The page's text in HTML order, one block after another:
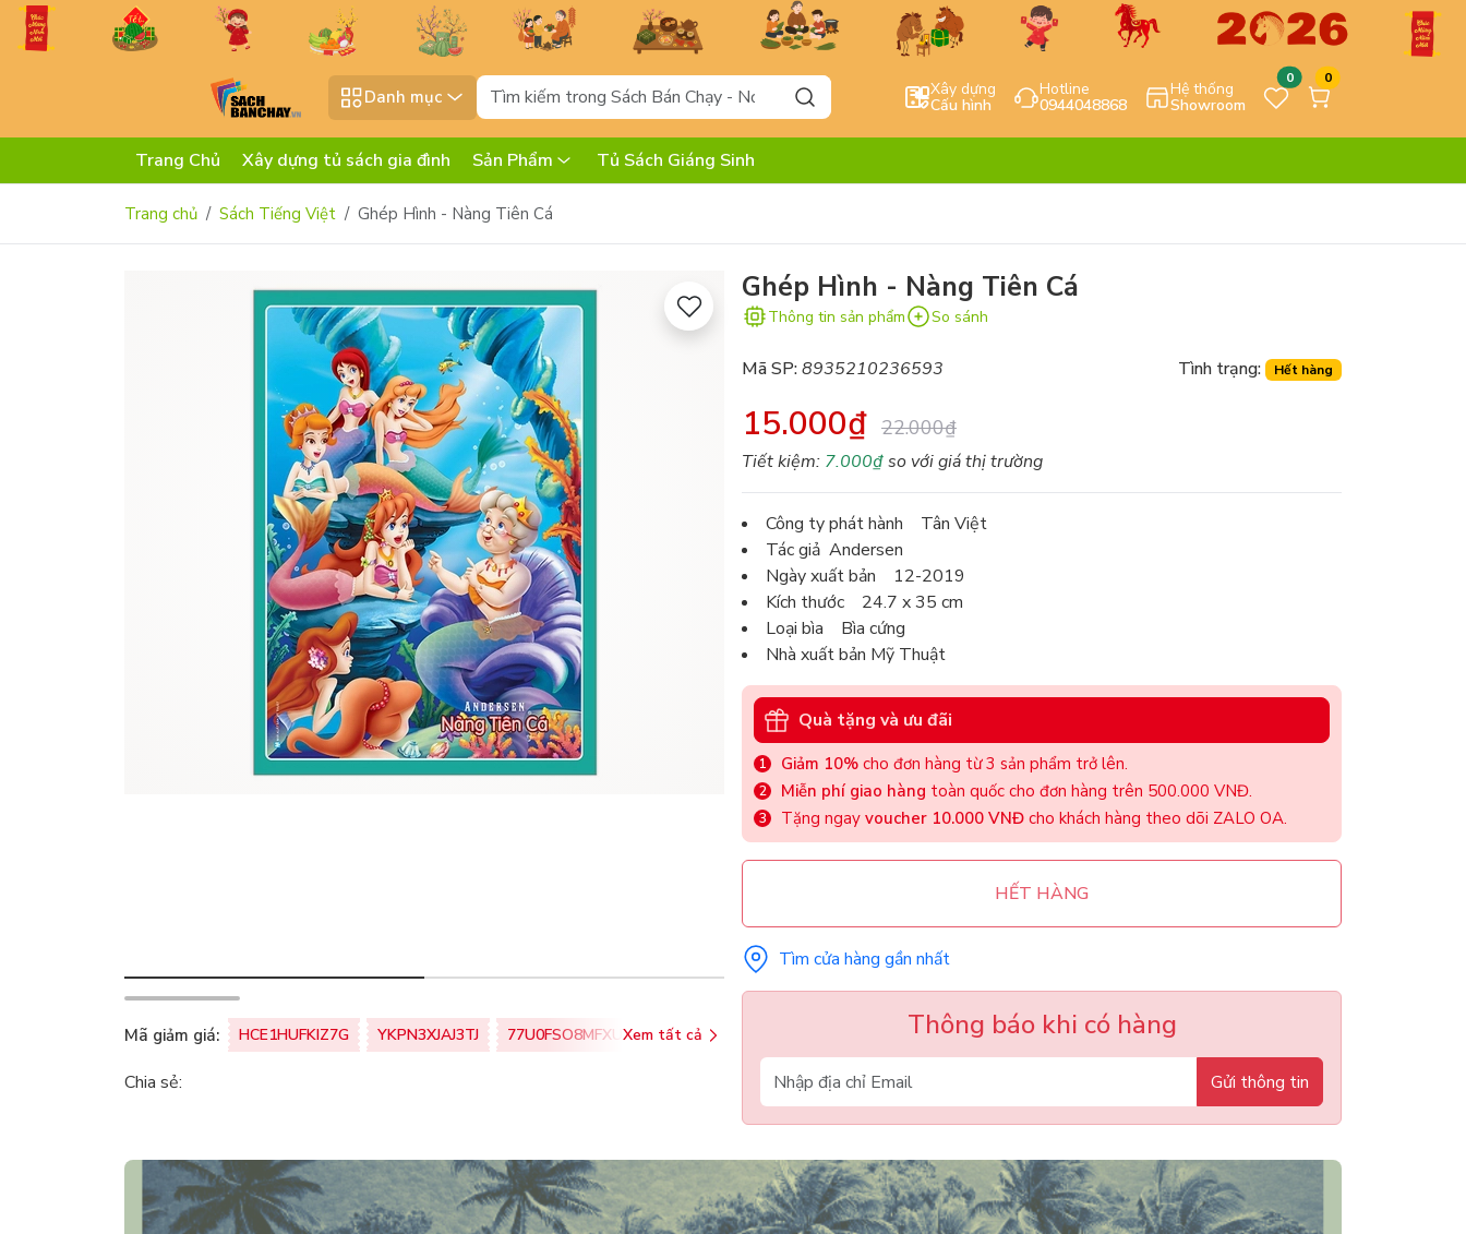
Danh mục Xây dựng
Cấu hình
Hotline
0944048868
Hệ thống
Showroom
0 0
Trang Chủ Xây dựng tủ sách gia đình Sản Phẩm Tủ Sách Giáng Sinh
Trang chủ Sách Tiếng Việt Ghép Hình - Nàng Tiên Cá
Mã giảm giá: HCE1HUFKIZ7G YKPN3XJAJ3TJ 77U0FSO8MFXU Xem tất cả
Chia sẻ:
Ghép Hình - Nàng Tiên Cá
Thông tin sản phẩm So sánh
Mã SP:8935210236593 Tình trạng: Hết hàng
15.000₫ 22.000₫
Tiết kiệm: 7.000₫so với giá thị trường
Công ty phát hành Tân Việt
Tác giả Andersen
Ngày xuất bản 12-2019
Kích thước 24.7 x 35 cm
Loại bìa Bìa cứng
Nhà xuất bản Mỹ Thuật
Quà tặng và ưu đãi
Giảm 10% cho đơn hàng từ 3 sản phẩm trở lên.
Miễn phí giao hàng toàn quốc cho đơn hàng trên 500.000 VNĐ.
Tặng ngay voucher 10.000 VNĐ cho khách hàng theo dõi ZALO OA.
HẾT HÀNG
Tìm cửa hàng gần nhất
Thông báo khi có hàng
Gửi thông tin